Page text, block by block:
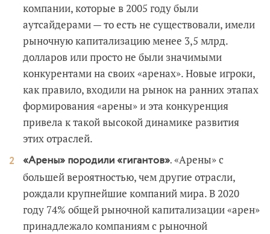
компании, которые в 2005 году были
аутсайдерами — то есть не существовали, имели
рыночную капитализацию менее 3,5 млрд.
долларов или просто не были значимыми
конкурентами на своих «аренах». Новые игроки,
как правило, входили на рынок на ранних этапах
формирования «арены» и эта конкуренция
привела к такой высокой динамике развития
этих отраслей.
«Арены» породили «гигантов».«Арены» с
большей вероятностью, чем другие отрасли,
рождали крупнейшие компаний мира. В 2020
году 74% общей рыночной капитализации «арен»
принадлежало компаниям с рыночной